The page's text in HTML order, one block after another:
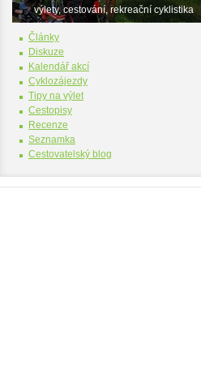
výlety, cestování, rekreační cyklistika
Články
Diskuze
Kalendář akcí
Cyklozájezdy
Tipy na výlet
Cestopisy
Recenze
Seznamka
Cestovatelský blog